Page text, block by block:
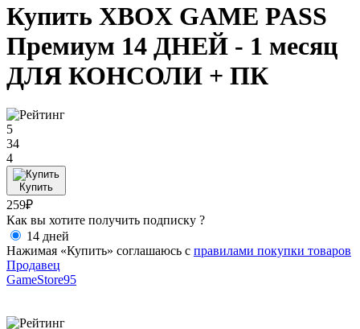
Купить XBOX GAME PASS
Премиум 14 ДНЕЙ - 1 месяц
ДЛЯ КОНСОЛИ + ПК
5
34
4
Купить
259₽
Как вы хотите получить подписку ?
14 дней
Нажимая «Купить» соглашаюсь с правилами покупки товаров
Продавец
GameStore95